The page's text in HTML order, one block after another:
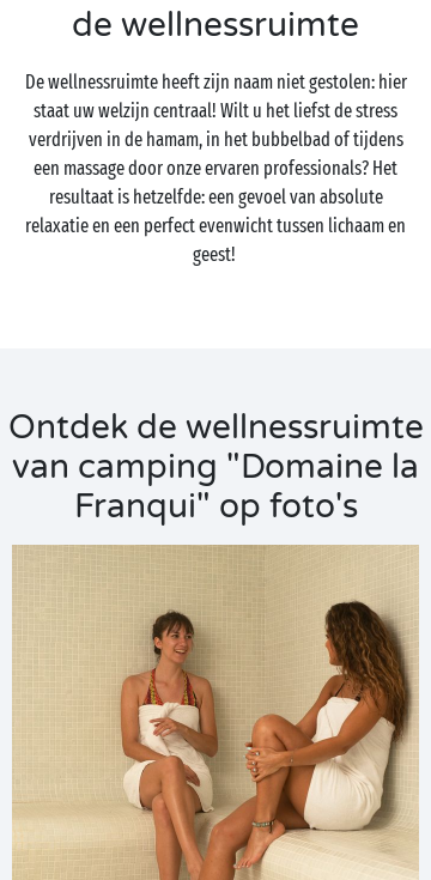
de wellnessruimte
De wellnessruimte heeft zijn naam niet gestolen: hier
staat uw welzijn centraal! Wilt u het liefst de stress
verdrijven in de hamam, in het bubbelbad of tijdens
een massage door onze ervaren professionals? Het
resultaat is hetzelfde: een gevoel van absolute
relaxatie en een perfect evenwicht tussen lichaam en
geest!
Ontdek de wellnessruimte
van camping "Domaine la
Franqui" op foto's